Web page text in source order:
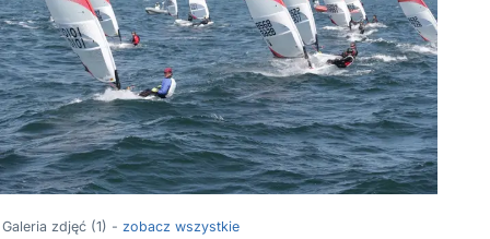
Galeria zdjęć (1) - zobacz wszystkie